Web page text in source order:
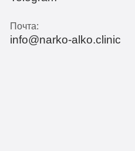
Почта:
info@narko-alko.clinic